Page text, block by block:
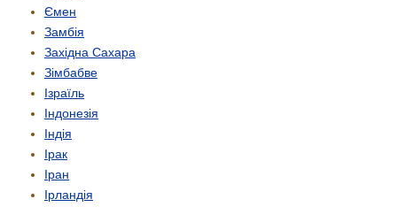
Ємен
Замбія
Західна Сахара
Зімбабве
Ізраїль
Індонезія
Індія
Ірак
Іран
Ірландія